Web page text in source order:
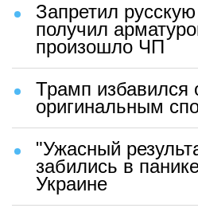
Запретил
получил
произошло ЧП
Трамп избавился
оригинальным
"Ужасный
забились в
Украине